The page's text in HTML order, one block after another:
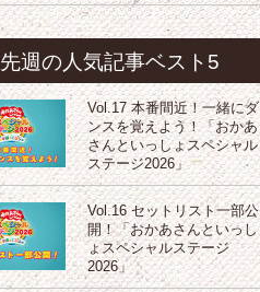
先週の人気記事ベスト5
Vol.17 本番間近！一緒にダ
ンスを覚えよう！「おかあ
さんといっしょスペシャル
ステージ2026」
Vol.16 セットリスト一部公
開！「おかあさんといっし
ょスペシャルステージ
2026」